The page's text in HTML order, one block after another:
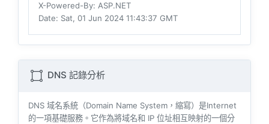
X-Powered-By: ASP.NET
Date: Sat, 01 Jun 2024 11:43:37 GMT
DNS 記錄分析
DNS 域名系統（Domain Name System，縮寫）是Internet
的一項基礎服務。它作為將域名和 IP 位址相互映射的一個分